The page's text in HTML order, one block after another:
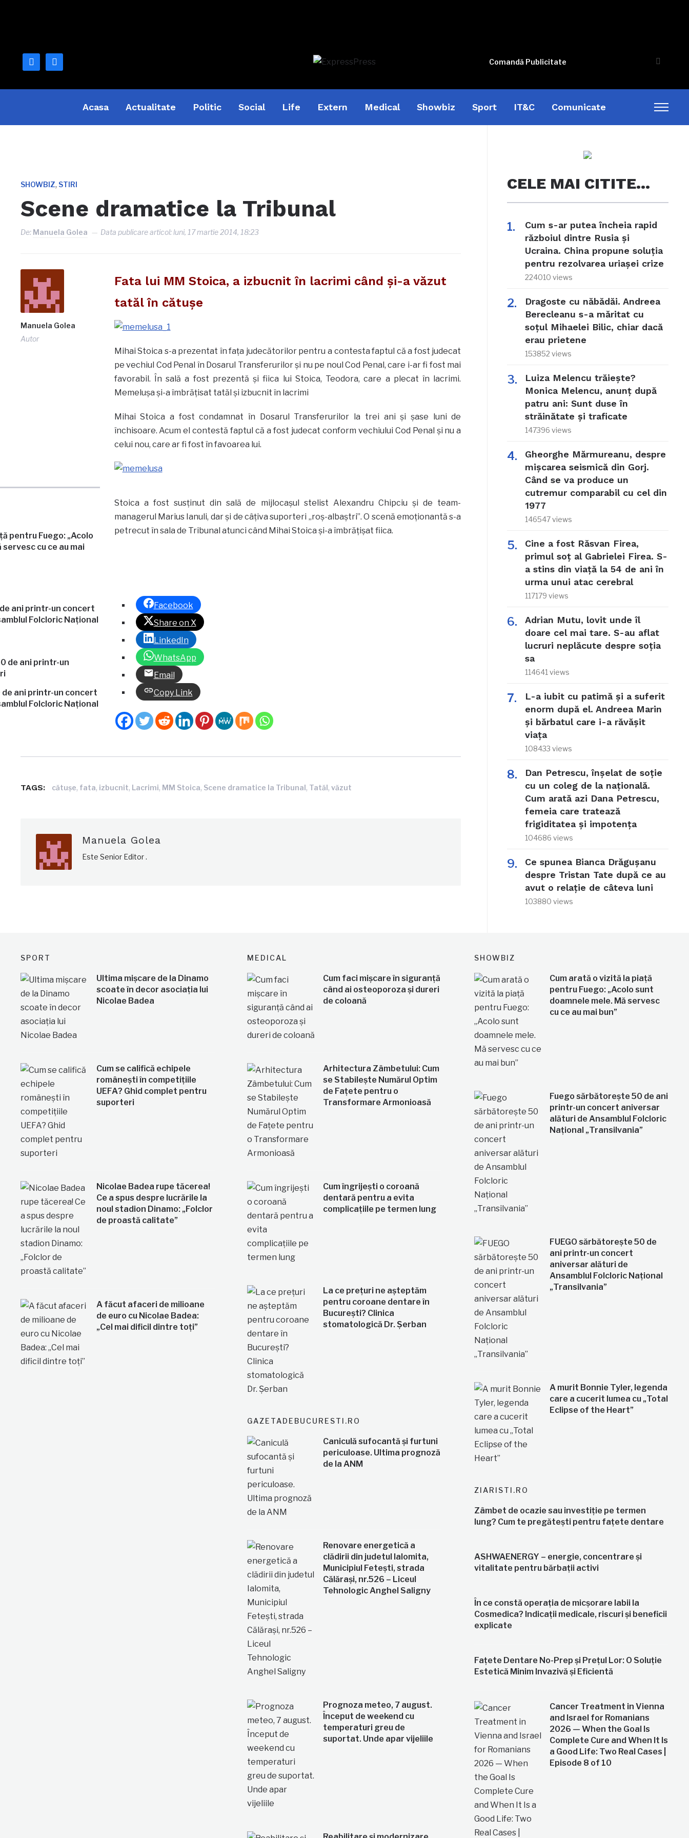
facebook
mail Comandă Publicitate
Acasa Actualitate Politic Social Life Extern Medical Showbiz Sport IT&C Comunicate
SHOWBIZ, STIRI
Scene dramatice la Tribunal
De: Manuela Golea Data publicare articol: luni, 17 martie 2014, 18:23
Manuela Golea
Autor
pentru Fuego: „Acolo
cu ce au mai
ani printr-un concert
Folcloric Național
de ani printr-un concert
Folcloric Național
Fata lui MM Stoica, a izbucnit în lacrimi când şi-a văzut
tatăl în cătuşe
Mihai Stoica s-a prezentat în fața judecătorilor pentru a contesta faptul că a fost judecat
pe vechiul Cod Penal în Dosarul Transferurilor și nu pe noul Cod Penal, care i-ar fi fost mai
favorabil. În sală a fost prezentă și fiica lui Stoica, Teodora, care a plecat în lacrimi.
Memeluşa și-a îmbrățisat tatăl și izbucnit în lacrimi
Mihai Stoica a fost condamnat în Dosarul Transferurilor la trei ani și șase luni de
închisoare. Acum el contestă faptul că a fost judecat conform vechiului Cod Penal și nu a
celui nou, care ar fi fost în favoarea lui.
Stoica a fost susținut din sală de mijlocașul stelist Alexandru Chipciu și de team-
managerul Marius Ianuli, dar și de câțiva suporteri „roș-albaștri”. O scenă emoționantă s-a
petrecut în sala de Tribunal atunci când Mihai Stoica și-a îmbrățișat fiica.
Facebook
Share on X
LinkedIn
WhatsApp
Email
Copy Link
TAGS: cătuşe, fata, izbucnit, Lacrimi, MM Stoica, Scene dramatice la Tribunal, Tatăl,văzut
Manuela Golea
Este Senior Editor .
CELE MAI CITITE…
Cum s-ar putea încheia rapid
războiul dintre Rusia și
Ucraina. China propune soluția
pentru rezolvarea uriașei crize
224010 views
Dragoste cu năbădăi. Andreea
Berecleanu s-a măritat cu
soțul Mihaelei Bilic, chiar dacă
erau prietene
153852 views
Luiza Melencu trăiește?
Monica Melencu, anunț după
patru ani: Sunt duse în
străinătate și traficate
147396 views
Gheorghe Mărmureanu, despre
mișcarea seismică din Gorj.
Când se va produce un
cutremur comparabil cu cel din
1977
146547 views
Cine a fost Răsvan Firea,
primul soț al Gabrielei Firea. S-
a stins din viață la 54 de ani în
urma unui atac cerebral
117179 views
Adrian Mutu, lovit unde îl
doare cel mai tare. S-au aflat
lucruri neplăcute despre soția
sa
114641 views
L-a iubit cu patimă și a suferit
enorm după el. Andreea Marin
și bărbatul care i-a răvășit
viața
108433 views
Dan Petrescu, înșelat de soție
cu un coleg de la națională.
Cum arată azi Dana Petrescu,
femeia care tratează
frigiditatea și impotența
104686 views
Ce spunea Bianca Drăgușanu
despre Tristan Tate după ce au
avut o relație de câteva luni
103880 views
SPORT
Ultima mișcare de la Dinamo
scoate în decor asociația lui
Nicolae Badea
Cum se califică echipele
românești în competițiile
UEFA? Ghid complet pentru
suporteri
Nicolae Badea rupe tăcerea!
Ce a spus despre lucrările la
noul stadion Dinamo: „Folclor
de proastă calitate”
A făcut afaceri de milioane
de euro cu Nicolae Badea:
„Cel mai dificil dintre toți”
MEDICAL
Cum faci mișcare în siguranță
când ai osteoporoza și dureri
de coloană
Arhitectura Zâmbetului: Cum
se Stabilește Numărul Optim
de Fațete pentru o
Transformare Armonioasă
Cum îngrijești o coroană
dentară pentru a evita
complicațiile pe termen lung
La ce prețuri ne așteptăm
pentru coroane dentare în
București? Clinica
stomatologică Dr. Șerban
GAZETADEBUCURESTI.RO
Caniculă sufocantă și furtuni
periculoase. Ultima prognoză
de la ANM
Renovare energetică a
clădirii din judetul Ialomita,
Municipiul Fetești, strada
Călărași, nr.526 – Liceul
Tehnologic Anghel Saligny
Prognoza meteo, 7 august.
Început de weekend cu
temperaturi greu de
suportat. Unde apar vijeliile
SHOWBIZ
Cum arată o vizită la piață
pentru Fuego: „Acolo sunt
doamnele mele. Mă servesc
cu ce au mai bun”
Fuego sărbătorește 50 de ani
printr-un concert aniversar
alături de Ansamblul Folcloric
Național „Transilvania”
FUEGO sărbătorește 50 de
ani printr-un concert
aniversar alături de
Ansamblul Folcloric Național
„Transilvania”
A murit Bonnie Tyler, legenda
care a cucerit lumea cu „Total
Eclipse of the Heart”
ZIARISTI.RO
Zâmbet de ocazie sau investiție pe termen
lung? Cum te pregătești pentru fațete dentare
ASHWAENERGY – energie, concentrare și
vitalitate pentru bărbații activi
În ce constă operația de micșorare labii la
Cosmedica? Indicații medicale, riscuri și beneficii
explicate
Fațete Dentare No-Prep și Prețul Lor: O Soluție
Estetică Minim Invazivă și Eficientă
Cancer Treatment in Vienna
and Israel for Romanians
2026 — When the Goal Is
Complete Cure and When It Is
a Good Life: Two Real Cases |
Episode 8 of 10